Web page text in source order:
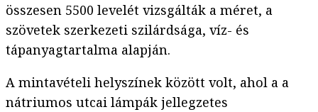
összesen 5500 levelét vizsgálták a méret, a
szövetek szerkezeti szilárdsága, víz- és
tápanyagtartalma alapján.
A mintavételi helyszínek között volt, ahol a a
nátriumos utcai lámpák jellegzetes